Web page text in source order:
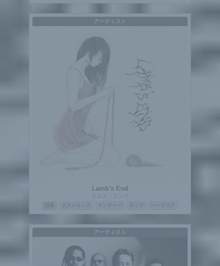
アーティスト
Lamb's End
ラムズ・エンド
ポストロック インディー ロック ハードコア
アーティスト